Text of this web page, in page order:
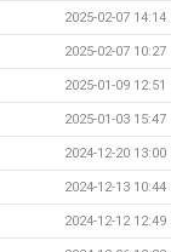
2025-02-07 14:14
2025-02-07 10:27
2025-01-09 12:51
2025-01-03 15:47
2024-12-20 13:00
2024-12-13 10:44
2024-12-12 12:49